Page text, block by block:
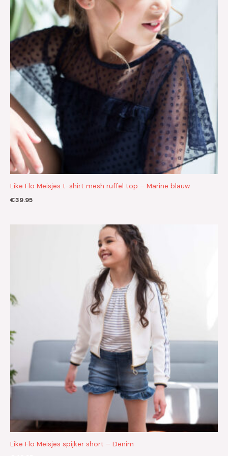
Like Flo Meisjes t-shirt mesh ruffel top – Marine blauw
€39.95
Like Flo Meisjes spijker short – Denim